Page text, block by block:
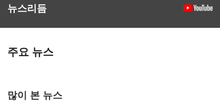
뉴스리듬
주요 뉴스
많이 본 뉴스